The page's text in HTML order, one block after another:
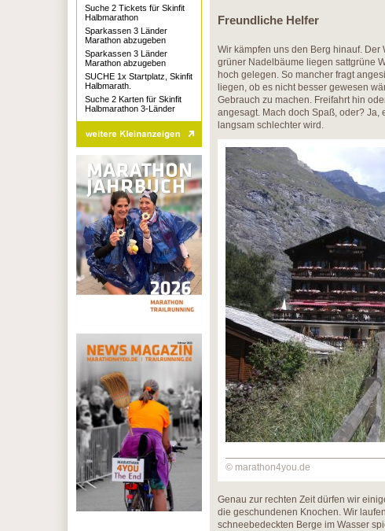
Freundliche Helfer
Wir kämpfen uns den Berg hinauf.
grüner Nadelbäume liegen sattgrüne
hoch gelegen. So mancher fragt
liegen, ob es nicht besser gewesen
Gebrauch zu machen. Freifahrt hin
angesagt. Mach doch Spaß, oder?
langsam schlechter wird.
© marathon4you.de
Genau zur rechten Zeit dürfen wir
die geschundenen Knochen. Wir
schneebedeckten Berge im Wasser
Suche 2 Tickets für Skinfit
Halbmarathon
Sparkassen 3 Länder
Marathon abzugeben
Sparkassen 3 Länder
Marathon abzugeben
SUCHE 1x Startplatz, Skinfit
Halbmarath.
Suche 2 Karten für Skinfit
Halbmarathon 3-Länder